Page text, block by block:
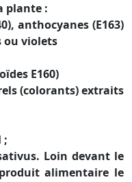
plante :
anthocyanes (E163)
ou violets
E160)
(colorants) extraits
;
Loin devant le
alimentaire le